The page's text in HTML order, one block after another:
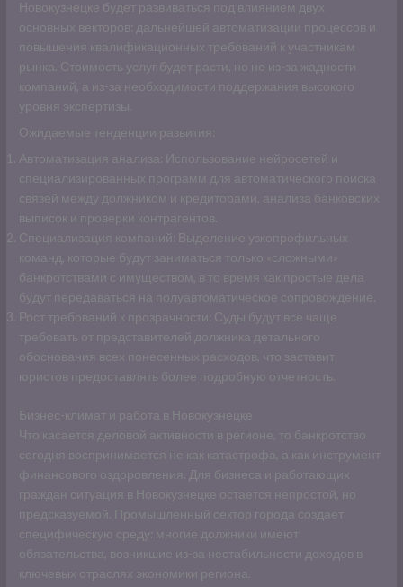
Новокузнецке будет развиваться под влиянием двух
основных векторов: дальнейшей автоматизации процессов и
повышения квалификационных требований к участникам
рынка. Стоимость услуг будет расти, но не из-за жадности
компаний, а из-за необходимости поддержания высокого
уровня экспертизы.
Ожидаемые тенденции развития:
Автоматизация анализа: Использование нейросетей и
специализированных программ для автоматического поиска
связей между должником и кредиторами, анализа банковских
выписок и проверки контрагентов.
Специализация компаний: Выделение узкопрофильных
команд, которые будут заниматься только «сложными»
банкротствами с имуществом, в то время как простые дела
будут передаваться на полуавтоматическое сопровождение.
Рост требований к прозрачности: Суды будут все чаще
требовать от представителей должника детального
обоснования всех понесенных расходов, что заставит
юристов предоставлять более подробную отчетность.
Бизнес-климат и работа в Новокузнецке
Что касается деловой активности в регионе, то банкротство
сегодня воспринимается не как катастрофа, а как инструмент
финансового оздоровления. Для бизнеса и работающих
граждан ситуация в Новокузнецке остается непростой, но
предсказуемой. Промышленный сектор города создает
специфическую среду: многие должники имеют
обязательства, возникшие из-за нестабильности доходов в
ключевых отраслях экономики региона.